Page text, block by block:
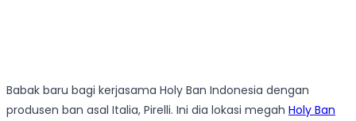
Babak baru bagi kerjasama Holy Ban Indonesia dengan
produsen ban asal Italia, Pirelli. Ini dia lokasi megah Holy Ban